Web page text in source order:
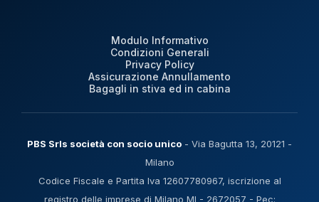
Modulo Informativo
Condizioni Generali
Privacy Policy
Assicurazione Annullamento
Bagagli in stiva ed in cabina
PBS Srls società con socio unico - Via Bagutta 13, 20121 -
Milano
Codice Fiscale e Partita Iva 12607780967, iscrizione al
registro delle imprese di Milano MI - 2672057 - Pec: